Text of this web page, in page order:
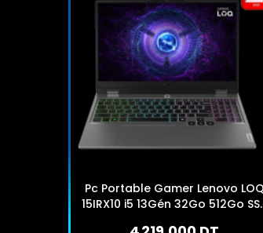
Pc Portable Gamer Lenovo LOQ
15IRX10 i5 13Gén 32Go 512Go